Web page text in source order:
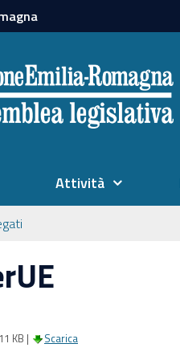
Attività
11 KB | Scarica